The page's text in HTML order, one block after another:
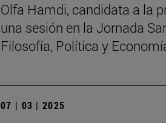
Olfa Hamdi, candidata a la
una sesión en la Jornada
Filosofía, Política y
07 | 03 | 2025